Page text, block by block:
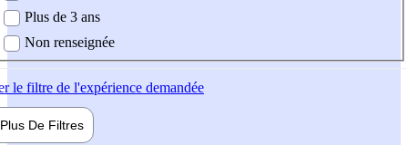
Plus de 3 ans
Non renseignée
le filtre de l'expérience demandée
Plus De Filtres